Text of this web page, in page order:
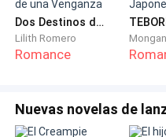
sepulcral, Otto, pensó
siguiera mintiendo.
—¿La violaste?
Dos Destinos de una Venganza
Lilith Romero
Romance
Nuevas novelas de